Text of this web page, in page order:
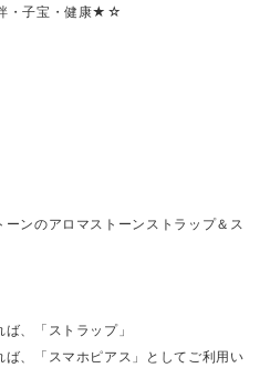
・子宝・健康★☆
ンのアロマストーンストラップ＆ス
、「ストラップ」
、「スマホピアス」としてご利用い